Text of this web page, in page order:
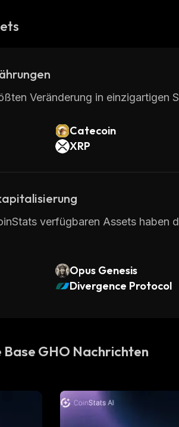
Veränderung in einzigartigen
Catecoin
XRP
verfügbaren Assets haben
Opus Genesis
Divergence Protocol
GHO Nachrichten